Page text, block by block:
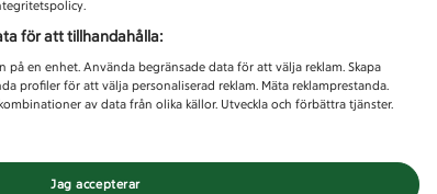
för att tillhandahålla:
en enhet. Använda begränsade data för att välja reklam. Skapa
profiler för att välja personaliserad reklam. Mäta reklamprestanda.
av data från olika källor. Utveckla och förbättra tjänster.
Jag accepterar